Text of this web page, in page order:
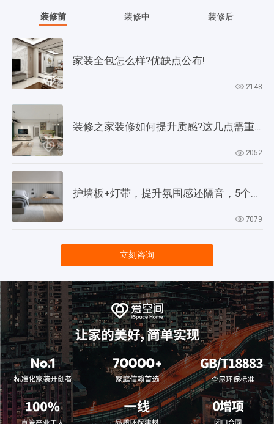
装修前 装修中 装修后
家装全包怎么样?优缺点公布!
2148
装修之家装修如何提升质感?这几点需重视起来
2052
7079
立刻咨询